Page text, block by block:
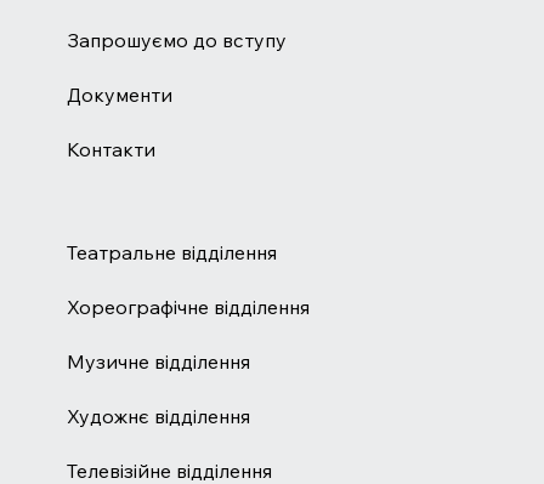
Запрошуємо до вступу
Документи
Контакти
Театральне відділення
Хореографічне відділення
Музичне відділення
Художнє відділення
Телевізійне відділення